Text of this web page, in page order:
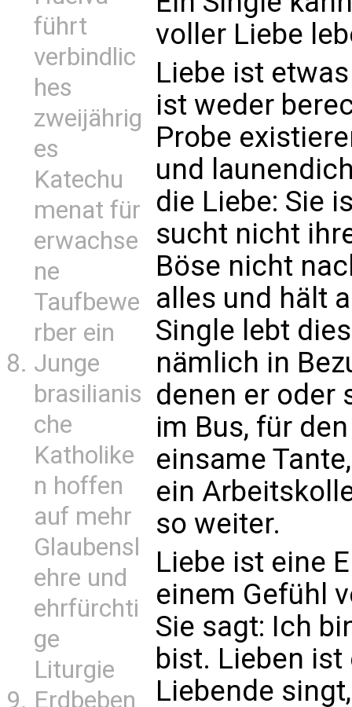
führt
verbindlic
hes
zweijährig
es
Katechu
menat für
erwachse
ne
Taufbewe
rber ein
Junge
brasilianis
che
Katholike
n hoffen
auf mehr
Glaubensl
ehre und
ehrfürchti
ge
Liturgie
Erdbeben
voller Liebe
Liebe ist
ist weder
Probe
und
die Liebe: Sie
sucht nicht
Böse nicht
alles und hält
Single lebt
nämlich in
denen er oder
im Bus, für
einsame
ein
so weiter.
Liebe ist eine
einem Gefühl
Sie sagt: Ich
bist. Lieben
Liebende